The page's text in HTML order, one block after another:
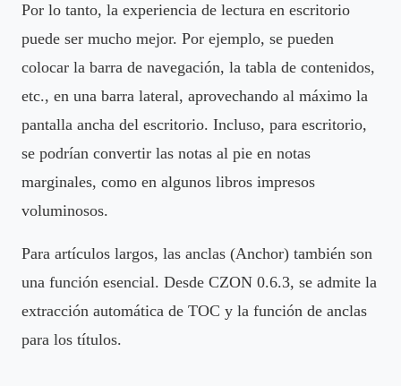
Por lo tanto, la experiencia de lectura en escritorio
puede ser mucho mejor. Por ejemplo, se pueden
colocar la barra de navegación, la tabla de contenidos,
etc., en una barra lateral, aprovechando al máximo la
pantalla ancha del escritorio. Incluso, para escritorio,
se podrían convertir las notas al pie en notas
marginales, como en algunos libros impresos
voluminosos.
Para artículos largos, las anclas (Anchor) también son
una función esencial. Desde CZON 0.6.3, se admite la
extracción automática de TOC y la función de anclas
para los títulos.